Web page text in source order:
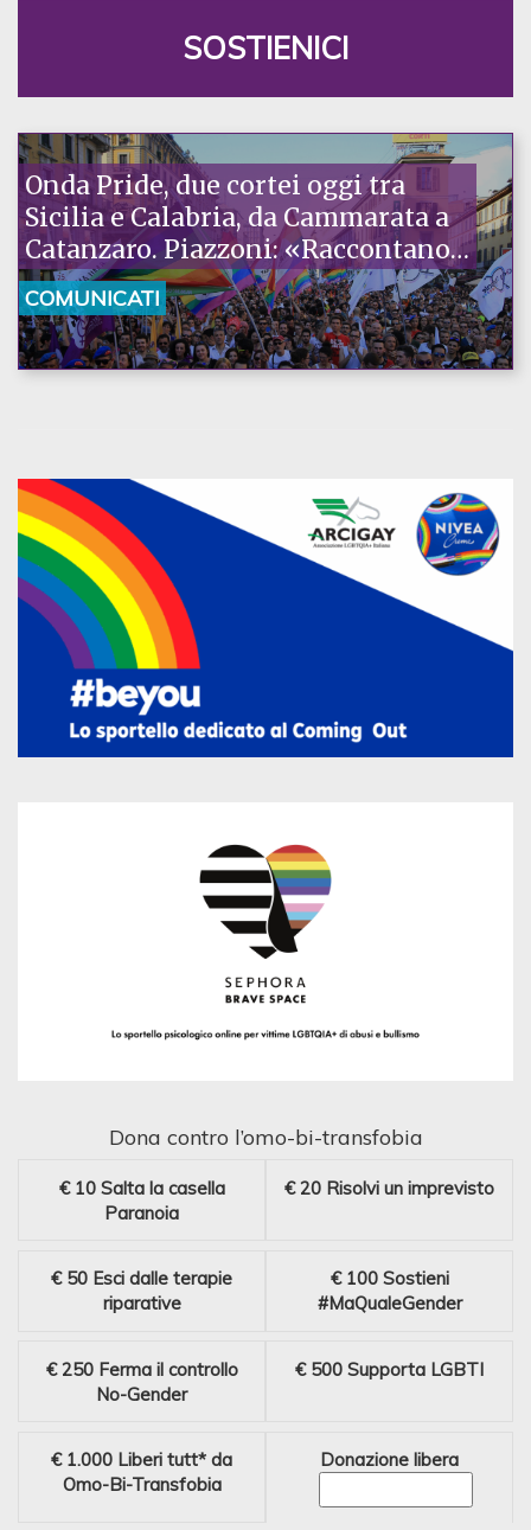
SOSTIENICI
Onda Pride, due cortei oggi tra
Sicilia e Calabria, da Cammarata a
Catanzaro. Piazzoni: «Raccontano
la nostra ostinazione»
COMUNICATI
Dona contro l’omo-bi-transfobia
€ 10 Salta la casella
Paranoia
€ 20 Risolvi un imprevisto
€ 50 Esci dalle terapie
riparative
€ 100 Sostieni
#MaQualeGender
€ 250 Ferma il controllo
No-Gender
€ 500 Supporta LGBTI
€ 1.000 Liberi tutt* da
Omo-Bi-Transfobia
Donazione libera